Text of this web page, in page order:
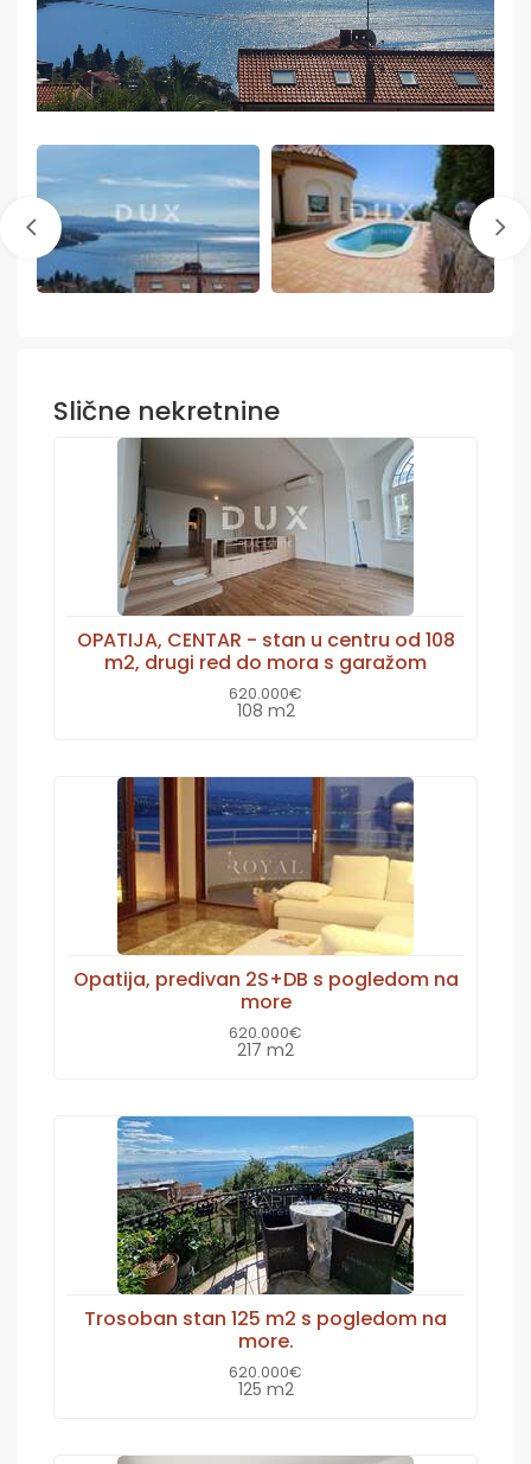
Slične nekretnine
OPATIJA, CENTAR - stan u centru od 108
m2, drugi red do mora s garažom
620.000€
108 m2
Opatija, predivan 2S+DB s pogledom na
more
620.000€
217 m2
Trosoban stan 125 m2 s pogledom na
more.
620.000€
125 m2